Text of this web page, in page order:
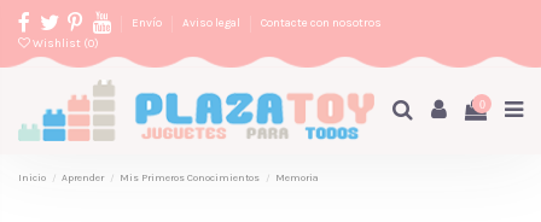
Envío Aviso legal
Contacte con nosotros
Wishlist (0)
0
Inicio Aprender Mis Primeros Conocimientos Memoria